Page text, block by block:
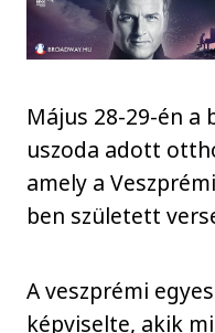
Május 28-29-én a
uszoda adott
amely a
ben született
A veszprémi
képviselte, akik